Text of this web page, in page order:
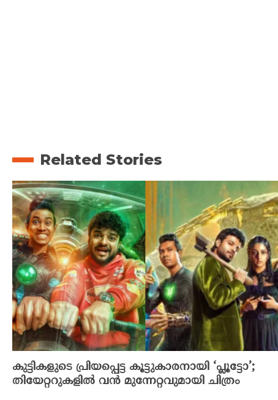
Related Stories
കുട്ടികളുടെ പ്രിയപ്പെട്ട കൂട്ടുകാരനായി ‘പ്ലൂട്ടോ’;
തിയേറ്ററുകളിൽ വൻ മുന്നേറ്റവുമായി ചിത്രം